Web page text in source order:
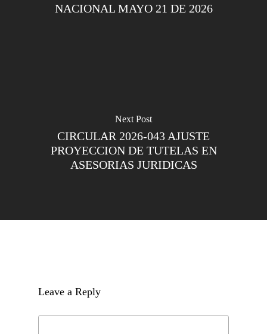
NACIONAL MAYO 21 DE 2026
Next Post
CIRCULAR 2026-043 AJUSTE
PROYECCION DE TUTELAS EN
ASESORIAS JURIDICAS
Leave a Reply